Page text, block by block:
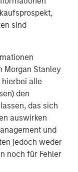
sind
Morgan Stanley
hierbei alle
den
das sich
auswirken
und
jedoch weder
noch für Fehler
a team within
is focused on
the flexibility
geographies
together with
than 658
and $471
as of
long-term